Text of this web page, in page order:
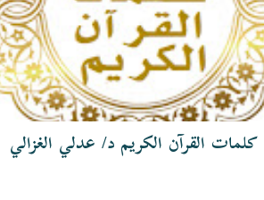
القرآن الكريم د/ عدلي الغزالي